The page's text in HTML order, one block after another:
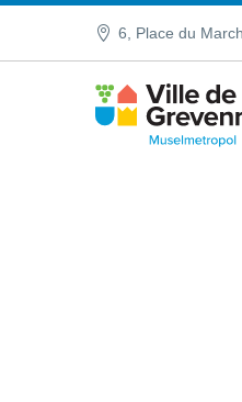
6, Place du